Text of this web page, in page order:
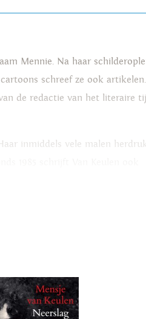
Mennie. Na haar
schreef ze ook artikelen.
de redactie van het literaire
inmiddels vele malen
'Een goed verhaal', de
literair werk - toegekend. Klik